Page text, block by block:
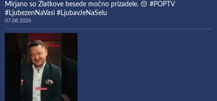
Mirjano so Zlatkove besede močno prizadele. 😔 #POPTV
#LjubezenNaVasi #LjubavJeNaSelu
07.08.2026